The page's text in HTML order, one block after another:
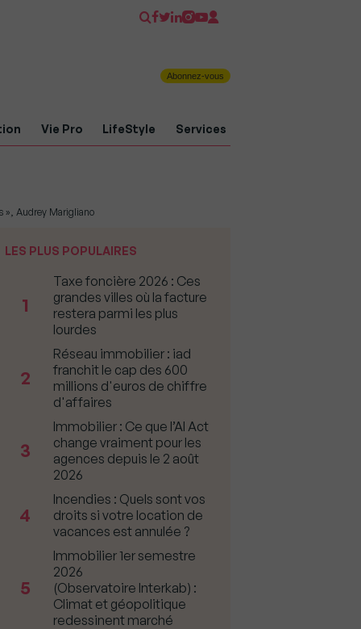
Abonnez-vous
Vie Pro LifeStyle Services
», Audrey Marigliano
LES PLUS POPULAIRES
1
Taxe foncière 2026 : Ces
grandes villes où la facture
restera parmi les plus
lourdes
2
Réseau immobilier : iad
franchit le cap des 600
millions d'euros de chiffre
d'affaires
3
Immobilier : Ce que l’AI Act
change vraiment pour les
agences depuis le 2 août
2026
4
Incendies : Quels sont vos
droits si votre location de
vacances est annulée ?
5
Immobilier 1er semestre
2026
(Observatoire Interkab) :
Climat et géopolitique
redessinent marché